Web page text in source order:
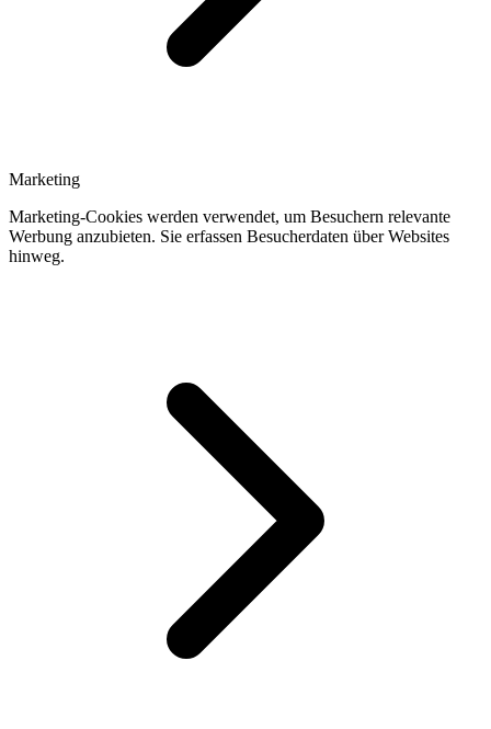
Marketing
Marketing-Cookies werden verwendet, um Besuchern relevante
Werbung anzubieten. Sie erfassen Besucherdaten über Websites
hinweg.